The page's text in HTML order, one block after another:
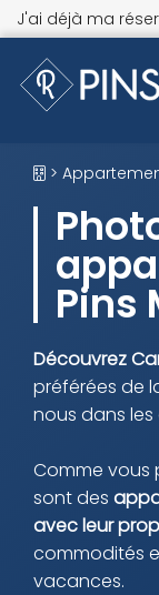
J'ai déjà ma
>
Pins
Découvrez
préférées de
nous dans
Comme vous
sont des
avec leur
commodités
vacances.